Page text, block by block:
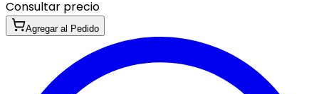
Consultar precio
Agregar al Pedido